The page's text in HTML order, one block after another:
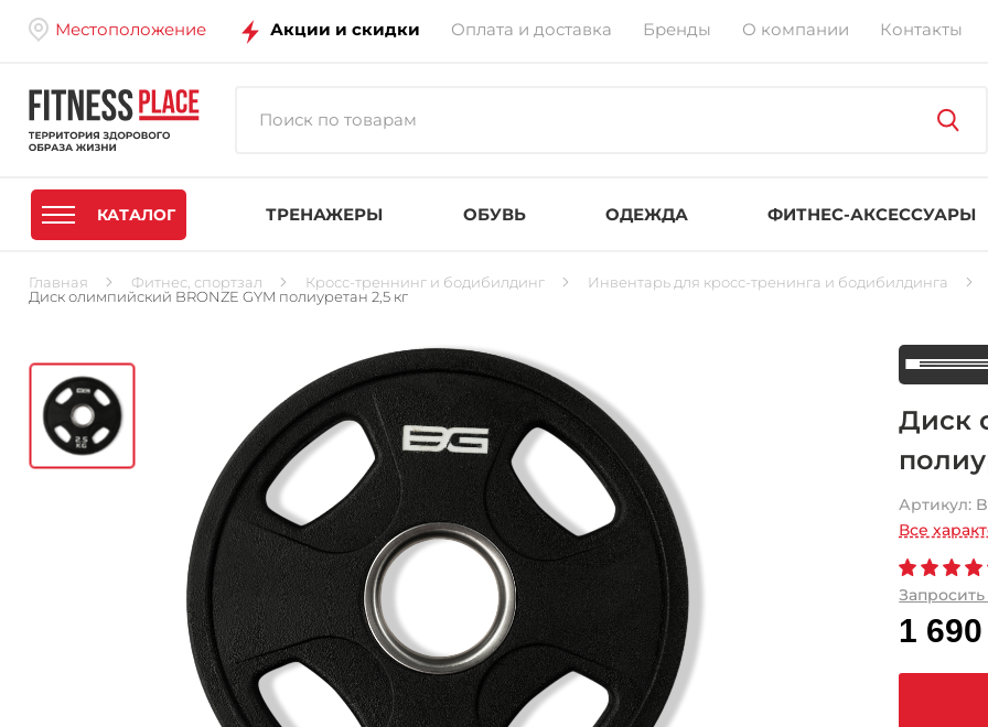
Местоположение Акции и скидки Оплата и доставка Бренды О компании Контакты
КАТАЛОГ ТРЕНАЖЕРЫ ОБУВЬ ОДЕЖДА ФИТНЕС-АКСЕССУАРЫ
Главная Фитнес, спортзал Кросс-треннинг и бодибилдинг Инвентарь для кросс-тренинга и бодибилдинга
Диск олимпийский BRONZE GYM полиуретан 2,5 кг
Диск
Артикул:
Все
1